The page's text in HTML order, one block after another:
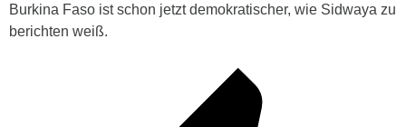
Burkina Faso ist schon jetzt demokratischer, wie Sidwaya zu
berichten weiß.